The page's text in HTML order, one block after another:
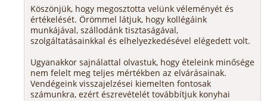
Köszönjük, hogy megosztotta velünk véleményét és
értékelését. Örömmel látjuk, hogy kollégáink
munkájával, szállodánk tisztaságával,
szolgáltatásainkkal és elhelyezkedésével elégedett volt.
Ugyanakkor sajnálattal olvastuk, hogy ételeink minősége
nem felelt meg teljes mértékben az elvárásainak.
Vendégeink visszajelzései kiemelten fontosak
számunkra, ezért észrevételét továbbítjuk konyhai